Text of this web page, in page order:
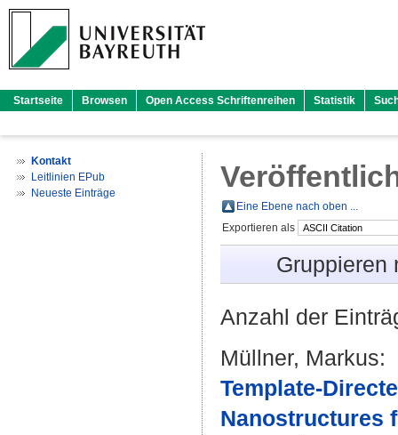
Startseite Browsen Open Access Schriftenreihen Statistik
Kontakt
Leitlinien EPub
Neueste Einträge
Eine Ebene nach oben ...
Exportieren als
Anzahl der
Müllner, Markus:
Template-
Nanostructures